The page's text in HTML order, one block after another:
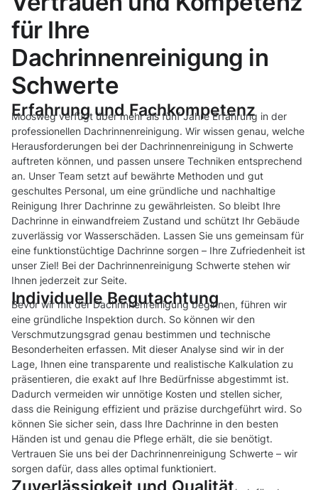
für Ihre
Dachrinnenreinigung in
Schwerte
Erfahrung und Fachkompetenz
Moosweg verfügt über mehr als fünf Jahre Erfahrung in der
professionellen Dachrinnenreinigung. Wir wissen genau, welche
Herausforderungen bei der Dachrinnenreinigung in Schwerte
auftreten können, und passen unsere Techniken entsprechend
an. Unser Team setzt auf bewährte Methoden und gut
geschultes Personal, um eine gründliche und nachhaltige
Reinigung Ihrer Dachrinne zu gewährleisten. So bleibt Ihre
Dachrinne in einwandfreiem Zustand und schützt Ihr Gebäude
zuverlässig vor Wasserschäden. Lassen Sie uns gemeinsam für
eine funktionstüchtige Dachrinne sorgen – Ihre Zufriedenheit ist
unser Ziel! Bei der Dachrinnenreinigung Schwerte stehen wir
Ihnen jederzeit zur Seite.
Individuelle Begutachtung
Bevor wir mit der Dachrinnenreinigung beginnen, führen wir
eine gründliche Inspektion durch. So können wir den
Verschmutzungsgrad genau bestimmen und technische
Besonderheiten erfassen. Mit dieser Analyse sind wir in der
Lage, Ihnen eine transparente und realistische Kalkulation zu
präsentieren, die exakt auf Ihre Bedürfnisse abgestimmt ist.
Dadurch vermeiden wir unnötige Kosten und stellen sicher,
dass die Reinigung effizient und präzise durchgeführt wird. So
können Sie sicher sein, dass Ihre Dachrinne in den besten
Händen ist und genau die Pflege erhält, die sie benötigt.
Vertrauen Sie uns bei der Dachrinnenreinigung Schwerte – wir
sorgen dafür, dass alles optimal funktioniert.
Zuverlässigkeit und Qualität